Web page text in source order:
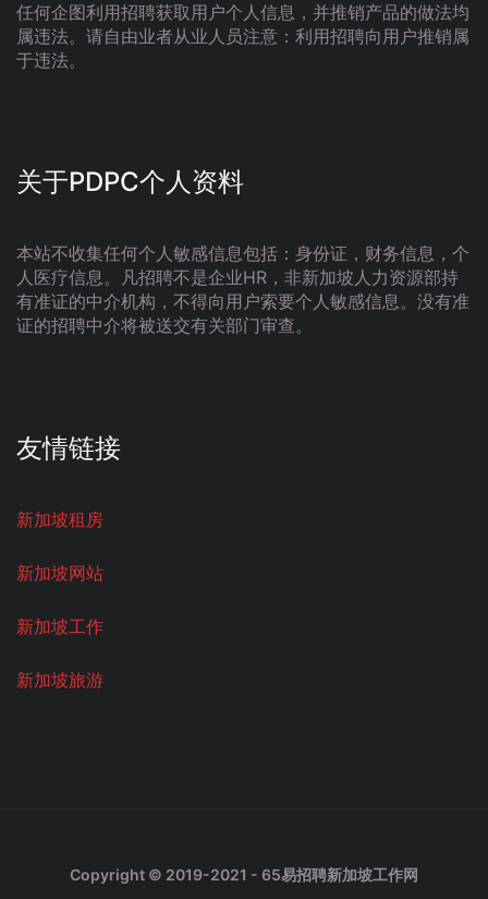
任何企图利用招聘获取用户个人信息，并推销产品的做法均
属违法。请自由业者从业人员注意：利用招聘向用户推销属
于违法。
关于PDPC个人资料
本站不收集任何个人敏感信息包括：身份证，财务信息，个
人医疗信息。凡招聘不是企业HR，非新加坡人力资源部持
有准证的中介机构，不得向用户索要个人敏感信息。没有准
证的招聘中介将被送交有关部门审查。
友情链接
新加坡租房
新加坡网站
新加坡工作
新加坡旅游
Copyright © 2019-2021 - 65易招聘新加坡工作网